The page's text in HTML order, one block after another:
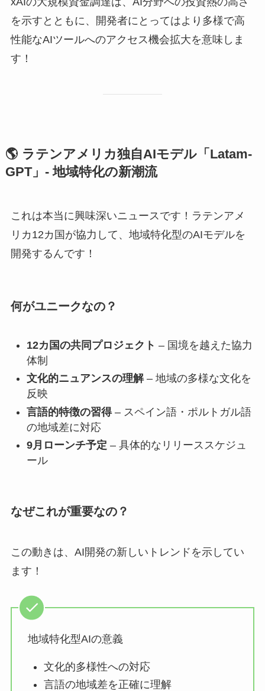
を示すとともに、開発者にとってはより多様で高
性能なAIツールへのアクセス機会拡大を意味しま
す！
🌎 ラテンアメリカ独自AIモデル「Latam-
GPT」- 地域特化の新潮流
これは本当に興味深いニュースです！ラテンアメ
リカ12カ国が協力して、地域特化型のAIモデルを
開発するんです！
何がユニークなの？
12カ国の共同プロジェクト – 国境を越えた協力
体制
文化的ニュアンスの理解– 地域の多様な文化を
反映
言語的特徴の習得– スペイン語・ポルトガル語
の地域差に対応
9月ローンチ予定 – 具体的なリリーススケジュ
ール
なぜこれが重要なの？
この動きは、AI開発の新しいトレンドを示してい
ます！
地域特化型AIの意義
文化的多様性への対応
言語の地域差を正確に理解